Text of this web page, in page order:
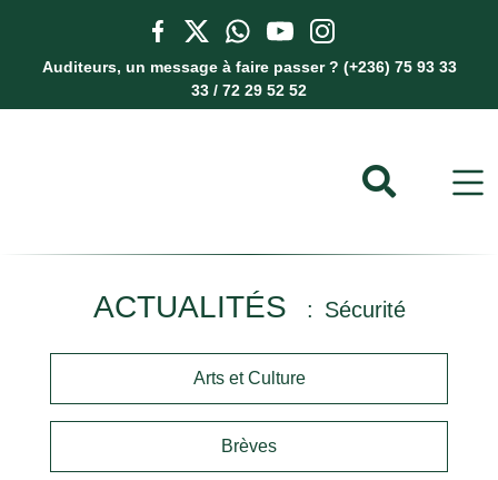
Auditeurs, un message à faire passer ? (+236) 75 93 33
33 / 72 29 52 52
ACTUALITÉS Sécurité
Arts et Culture
Brèves